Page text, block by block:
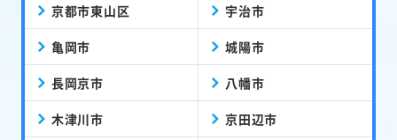
京都市東山区 宇治市
亀岡市 城陽市
長岡京市 八幡市
木津川市 京田辺市